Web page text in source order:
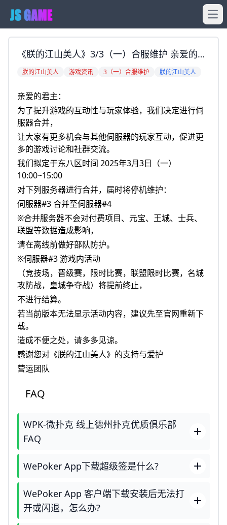
《朕的江山美人》3/3（一）合服维护 亲爱的君
主： 为了提升游戏的互动性与玩家体验，我们
他伺服器的玩家互动，促进更多的游戏讨论和社
群交流。 我
朕的江山美人 游戏资讯 3（一）合服维护 朕的江山美人
亲爱的君主：
为了提升游戏的互动性与玩家体验，我们决定进行伺
服器合并，
让大家有更多机会与其他伺服器的玩家互动，促进更
多的游戏讨论和社群交流。
我们拟定于东八区时间 2025年3月3日（一）
10:00~15:00
对下列服务器进行合并，届时将停机维护：
伺服器#3 合并至伺服器#4
※合并服务器不会对付费项目、元宝、王城、士兵、
联盟等数据造成影响，
请在离线前做好部队防护。
※伺服器#3 游戏内活动
（竞技场，晋级赛，限时比赛，联盟限时比赛，名城
攻防战，皇城争夺战）将提前终止，
不进行结算。
若当前版本无法显示活动内容，建议先至官网重新下
载。
造成不便之处，请多多见谅。
感谢您对《朕的江山美人》的支持与爱护
营运团队
FAQ
WPK-微扑克 线上德州扑克优质俱乐部
FAQ
WePoker App下载超级签是什么?
WePoker App 客户端下载安装后无法打
开或闪退，怎么办?